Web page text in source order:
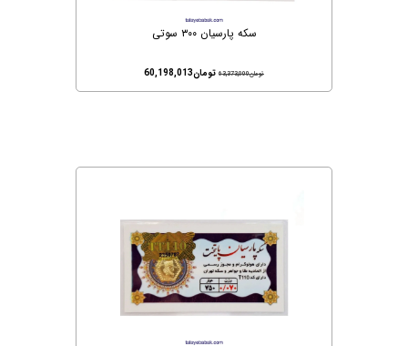
سکه پارسیان ۳۰۰ سوتی
تومان63,373,000 تومان60,198,013